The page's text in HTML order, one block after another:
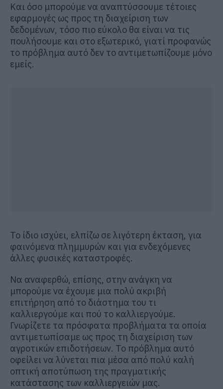
Και όσο μπορούμε να αναπτύσσουμε τέτοιες
εφαρμογές ως προς τη διαχείριση των
δεδομένων, τόσο πιο εύκολο θα είναι να τις
πουλήσουμε και στο εξωτερικό, γιατί προφανώς
το πρόβλημα αυτό δεν το αντιμετωπίζουμε μόνο
εμείς.
Το ίδιο ισχύει, ελπίζω σε λιγότερη έκταση, για
φαινόμενα πλημμυρών και για ενδεχόμενες
άλλες φυσικές καταστροφές.
Να αναφερθώ, επίσης, στην ανάγκη να
μπορούμε να έχουμε μια πολύ ακριβή
επιτήρηση από το διάστημα του τι
καλλιεργούμε και πού το καλλιεργούμε.
Γνωρίζετε τα πρόσφατα προβλήματα τα οποία
αντιμετωπίσαμε ως προς τη διαχείριση των
αγροτικών επιδοτήσεων. Το πρόβλημα αυτό
οφείλει να λύνεται πια μέσα από πολύ καλή
οπτική αποτύπωση της πραγματικής
κατάστασης των καλλιεργειών μας.